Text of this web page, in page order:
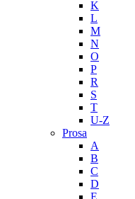
K
L
M
N
O
P
R
S
T
U-Z
Prosa
A
B
C
D
E